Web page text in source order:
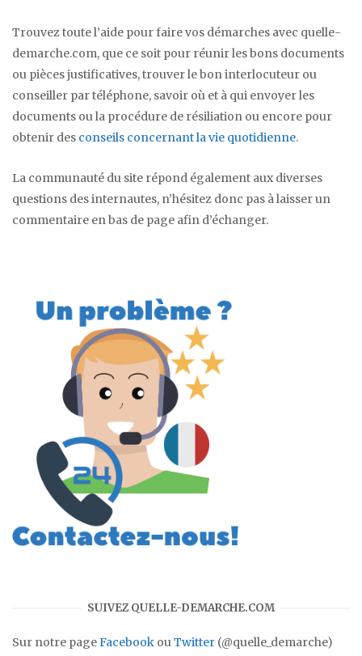
Trouvez toute l’aide pour faire vos démarches avec quelle-
demarche.com, que ce soit pour réunir les bons documents
ou pièces justificatives, trouver le bon interlocuteur ou
conseiller par téléphone, savoir où et à qui envoyer les
documents ou la procédure de résiliation ou encore pour
obtenir des conseils concernant la vie quotidienne.
La communauté du site répond également aux diverses
questions des internautes, n’hésitez donc pas à laisser un
commentaire en bas de page afin d’échanger.
SUIVEZ QUELLE-DEMARCHE.COM
Sur notre pageFacebook ouTwitter (@quelle_demarche)